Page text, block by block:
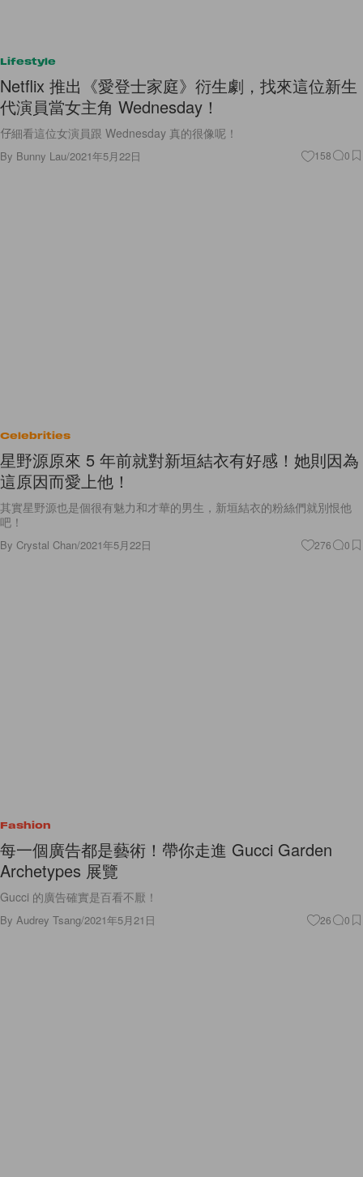
Lifestyle
Netflix 推出《愛登士家庭》衍生劇，找來這位新生
代演員當女主角 Wednesday！
仔細看這位女演員跟 Wednesday 真的很像呢！
By Bunny Lau/2021年5月22日 158 0
Celebrities
星野源原來 5 年前就對新垣結衣有好感！她則因為
這原因而愛上他！
其實星野源也是個很有魅力和才華的男生，新垣結衣的粉絲們就別恨他
吧！
By Crystal Chan/2021年5月22日 276 0
Fashion
每一個廣告都是藝術！帶你走進 Gucci Garden
Archetypes 展覽
Gucci 的廣告確實是百看不厭！
By Audrey Tsang/2021年5月21日 26 0